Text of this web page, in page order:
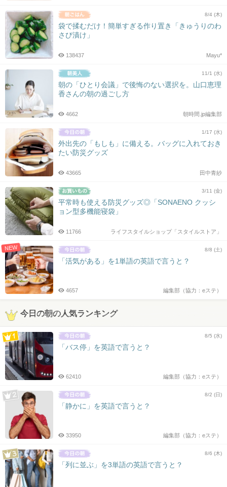
8/4 (木)
袋で揉むだけ！簡単すぎる作り置き「きゅうりのわ
さび漬け」
Mayu*
138437
11/1 (水)
朝の「ひとり会議」で後悔のない選択を。山口恵理
香さんの朝の過ごし方
朝時間.jp編集部
4662
1/17 (水)
外出先の「もしも」に備える。バッグに入れておき
たい防災グッズ
田中青紗
43665
3/11 (金)
平常時も使える防災グッズ◎「SONAENO クッシ
ョン型多機能寝袋」
ライフスタイルショップ「スタイルストア」
11766
NEW 8/8 (土)
「活気がある」を1単語の英語で言うと？
編集部（協力：eステ）
4657
今日の朝の人気ランキング
8/5 (水)
「バス停」を英語で言うと？
編集部（協力：eステ）
62410
8/2 (日)
「静かに」を英語で言うと？
編集部（協力：eステ）
33950
8/6 (木)
「列に並ぶ」を3単語の英語で言うと？